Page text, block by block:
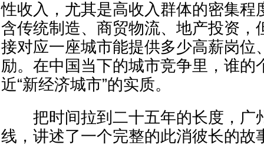
性收入，尤其是高收入群体的密集程
含传统制造、商贸物流、地产投资，
接对应一座城市能提供多少高薪岗位
励。在中国当下的城市竞争里，谁的
近“新经济城市”的实质。
把时间拉到二十五年的长度，广
线，讲述了一个完整的此消彼长的故